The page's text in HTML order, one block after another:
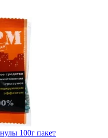
100г пакет